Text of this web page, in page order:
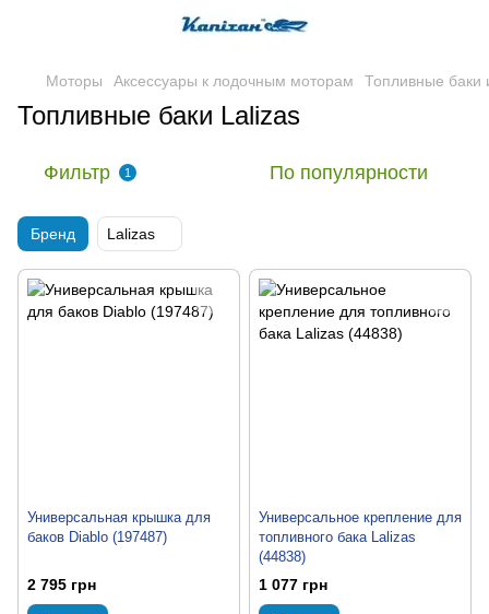
Моторы Аксессуары к лодочным моторам Топливные баки
Топливные баки Lalizas
Фильтр 1 По популярности
Бренд Lalizas
Универсальная крышка для
баков Diablo (197487)
2 795 грн
Универсальное крепление для
топливного бака Lalizas
(44838)
1 077 грн